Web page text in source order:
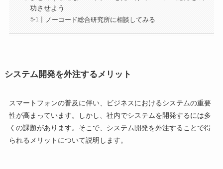
功させよう
ノーコード総合研究所に相談してみる
システム開発を外注するメリット
スマートフォンの普及に伴い、ビジネスにおけるシステムの重要
性が高まっています。しかし、社内でシステムを開発するには多
くの課題があります。そこで、システム開発を外注することで得
られるメリットについて説明します。